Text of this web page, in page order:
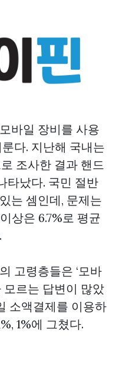
바일 장비를 사용
다. 지난해 국내는
조사한 결과 핸드
타났다. 국민 절반
는 셈인데, 문제는
상은 6.7%로 평균
고령층들은 ‘모바
모르는 답변이 많았
소액결제를 이용하
1%에 그쳤다.